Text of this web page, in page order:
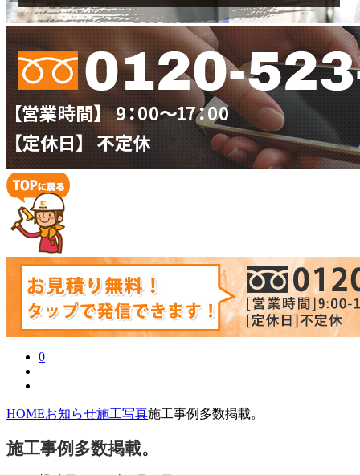
0
HOMEお知らせ施工写真施工事例多数掲載。
施工事例多数掲載。